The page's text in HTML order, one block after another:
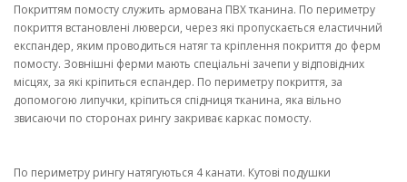
Покриттям помосту служить армована ПВХ тканина. По периметру
покриття встановлені люверси, через які пропускається еластичний
експандер, яким проводиться натяг та кріплення покриття до ферм
помосту. Зовнішні ферми мають спеціальні зачепи у відповідних
місцях, за які кріпиться еспандер. По периметру покриття, за
допомогою липучки, кріпиться спідниця тканина, яка вільно
звисаючи по сторонах рингу закриває каркас помосту.
По периметру рингу натягуються 4 канати. Кутові подушки